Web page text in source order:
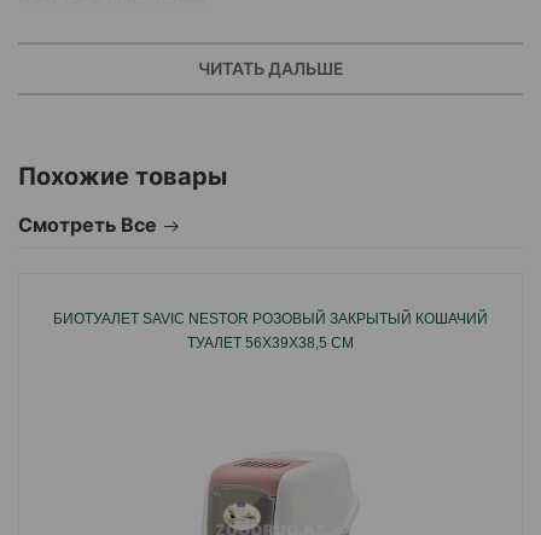
ЧИТАТЬ ДАЛЬШЕ
Похожие товары
Смотреть Все
БИОТУАЛЕТ SAVIC NESTOR РОЗОВЫЙ ЗАКРЫТЫЙ КОШАЧИЙ
ТУАЛЕТ 56X39X38,5 СМ